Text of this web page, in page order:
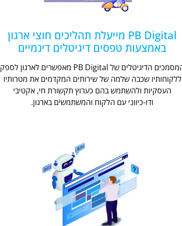
PB Digital מייעלת תהליכים חוצי ארגון
באמצעות טפסים דיגיטלים דינמיים
המסמכים הדיגיטלים של PB Digital מאפשרים לארגון לספק
ללקוחותיו שכבה שלמה של שירותים המקדמים את מטרותיו
העסקיות ולהשתמש בהם כערוץ תקשורת חי, אקטיבי
ודו-כיווני עם הלקוח והמשתמשים בארגון.